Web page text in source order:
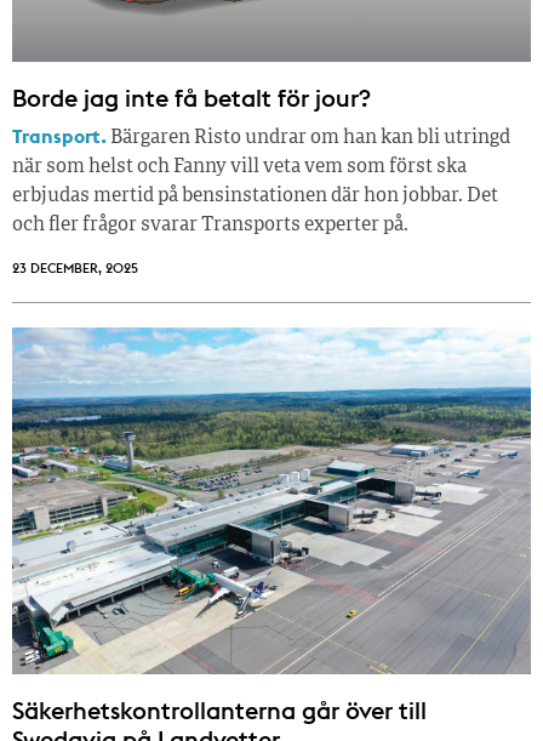
Borde jag inte få betalt för jour?
Transport. Bärgaren Risto undrar om han kan bli utringd
när som helst och Fanny vill veta vem som först ska
erbjudas mertid på bensinstationen där hon jobbar. Det
och fler frågor svarar Transports experter på.
23 DECEMBER, 2025
Säkerhetskontrollanterna går över till